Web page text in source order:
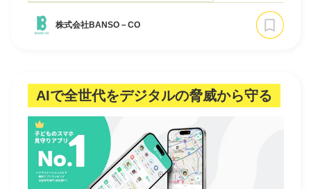
ま時間に好きな場所からオンラインで専門家（ばんそうメ
イト）と気軽に話せるWEBサービスです。誰しもが抱える
「ちょっと困った」から「人に言えない悩み」まで、ため
株式会社BANSO－CO
AIで全世代をデジタルの脅威から守る